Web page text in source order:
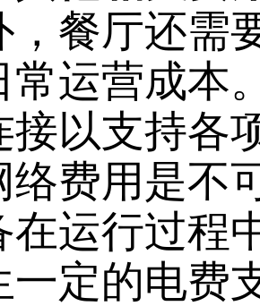
，餐厅还需
常运营成本
接以支持各
络费用是不
在运行过程
一定的电费